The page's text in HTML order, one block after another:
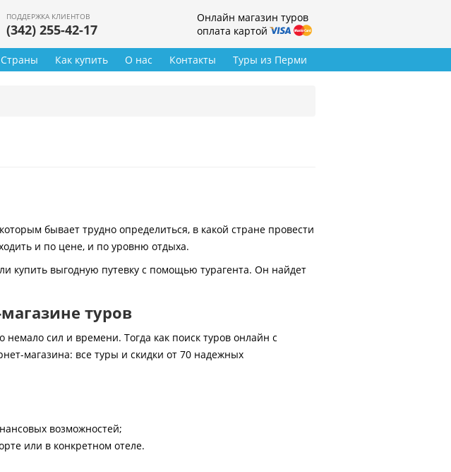
ПОДДЕРЖКА КЛИЕНТОВ
(342) 255-42-17
Онлайн магазин туров
оплата картой
Туры из Перми
Страны Как купить О нас Контакты
бывает трудно определиться, в какой стране провести
и по цене, и по уровню отдыха.
купить выгодную путевку с помощью турагента. Он найдет
туров
сил и времени. Тогда как поиск туров онлайн с
магазина: все туры и скидки от 70 надежных
возможностей;
или в конкретном отеле.